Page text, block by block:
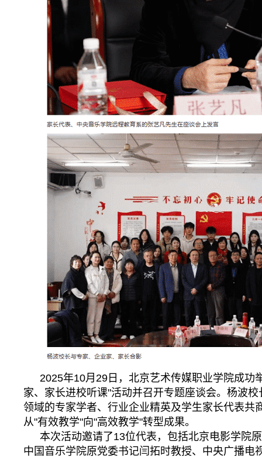
2025年10月29日，北京艺术传媒职业学院成功
家、家长进校听课"活动并召开专题座谈会。杨波
领域的专家学者、行业企业精英及学生家长代表共
从"有效教学"向"高效教学"转型成果。
本次活动邀请了13位代表，包括北京电影学院
中国音乐学院原党委书记闫拓时教授、中央广播电